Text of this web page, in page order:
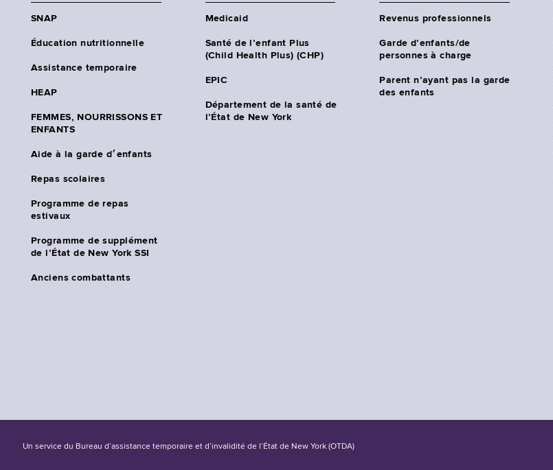
SNAP
Éducation nutritionnelle
Assistance temporaire
HEAP
FEMMES, NOURRISSONS ET
ENFANTS
Aide à la garde d׳enfants
Repas scolaires
Programme de repas
estivaux
Programme de supplément
de l’État de New York SSI
Anciens combattants
Medicaid
Santé de l’enfant Plus
(Child Health Plus) (CHP)
EPIC
Département de la santé de
l’État de New York
Revenus professionnels
Garde d’enfants/de
personnes à charge
Parent n’ayant pas la garde
des enfants
Un service du Bureau d’assistance temporaire et d’invalidité de l’État de New York (OTDA)